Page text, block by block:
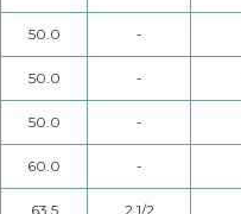
50.0 -
50.0 -
50.0 -
60.0 -
63.5 2 1/2